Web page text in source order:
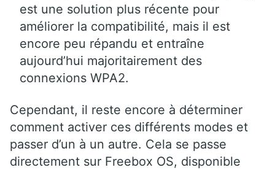
est une solution plus récente pour
améliorer la compatibilité, mais il est
encore peu répandu et entraîne
aujourd’hui majoritairement des
connexions WPA2.
Cependant, il reste encore à déterminer
comment activer ces différents modes et
passer d’un à un autre. Cela se passe
directement sur Freebox OS, disponible